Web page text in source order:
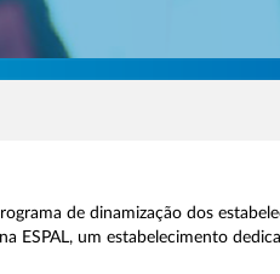
de dinamização dos
ESPAL, um estabelecimento